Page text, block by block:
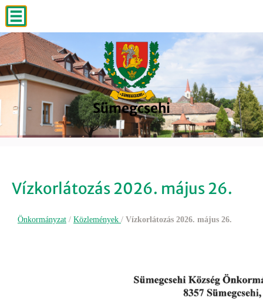
Sümegcsehi
Sümegcsehi
Sümegcsehi
Sümegcsehi
Sümegcsehi
Vízkorlátozás 2026. május 26.
Önkormányzat / Közlemények / Vízkorlátozás 2026. május 26.